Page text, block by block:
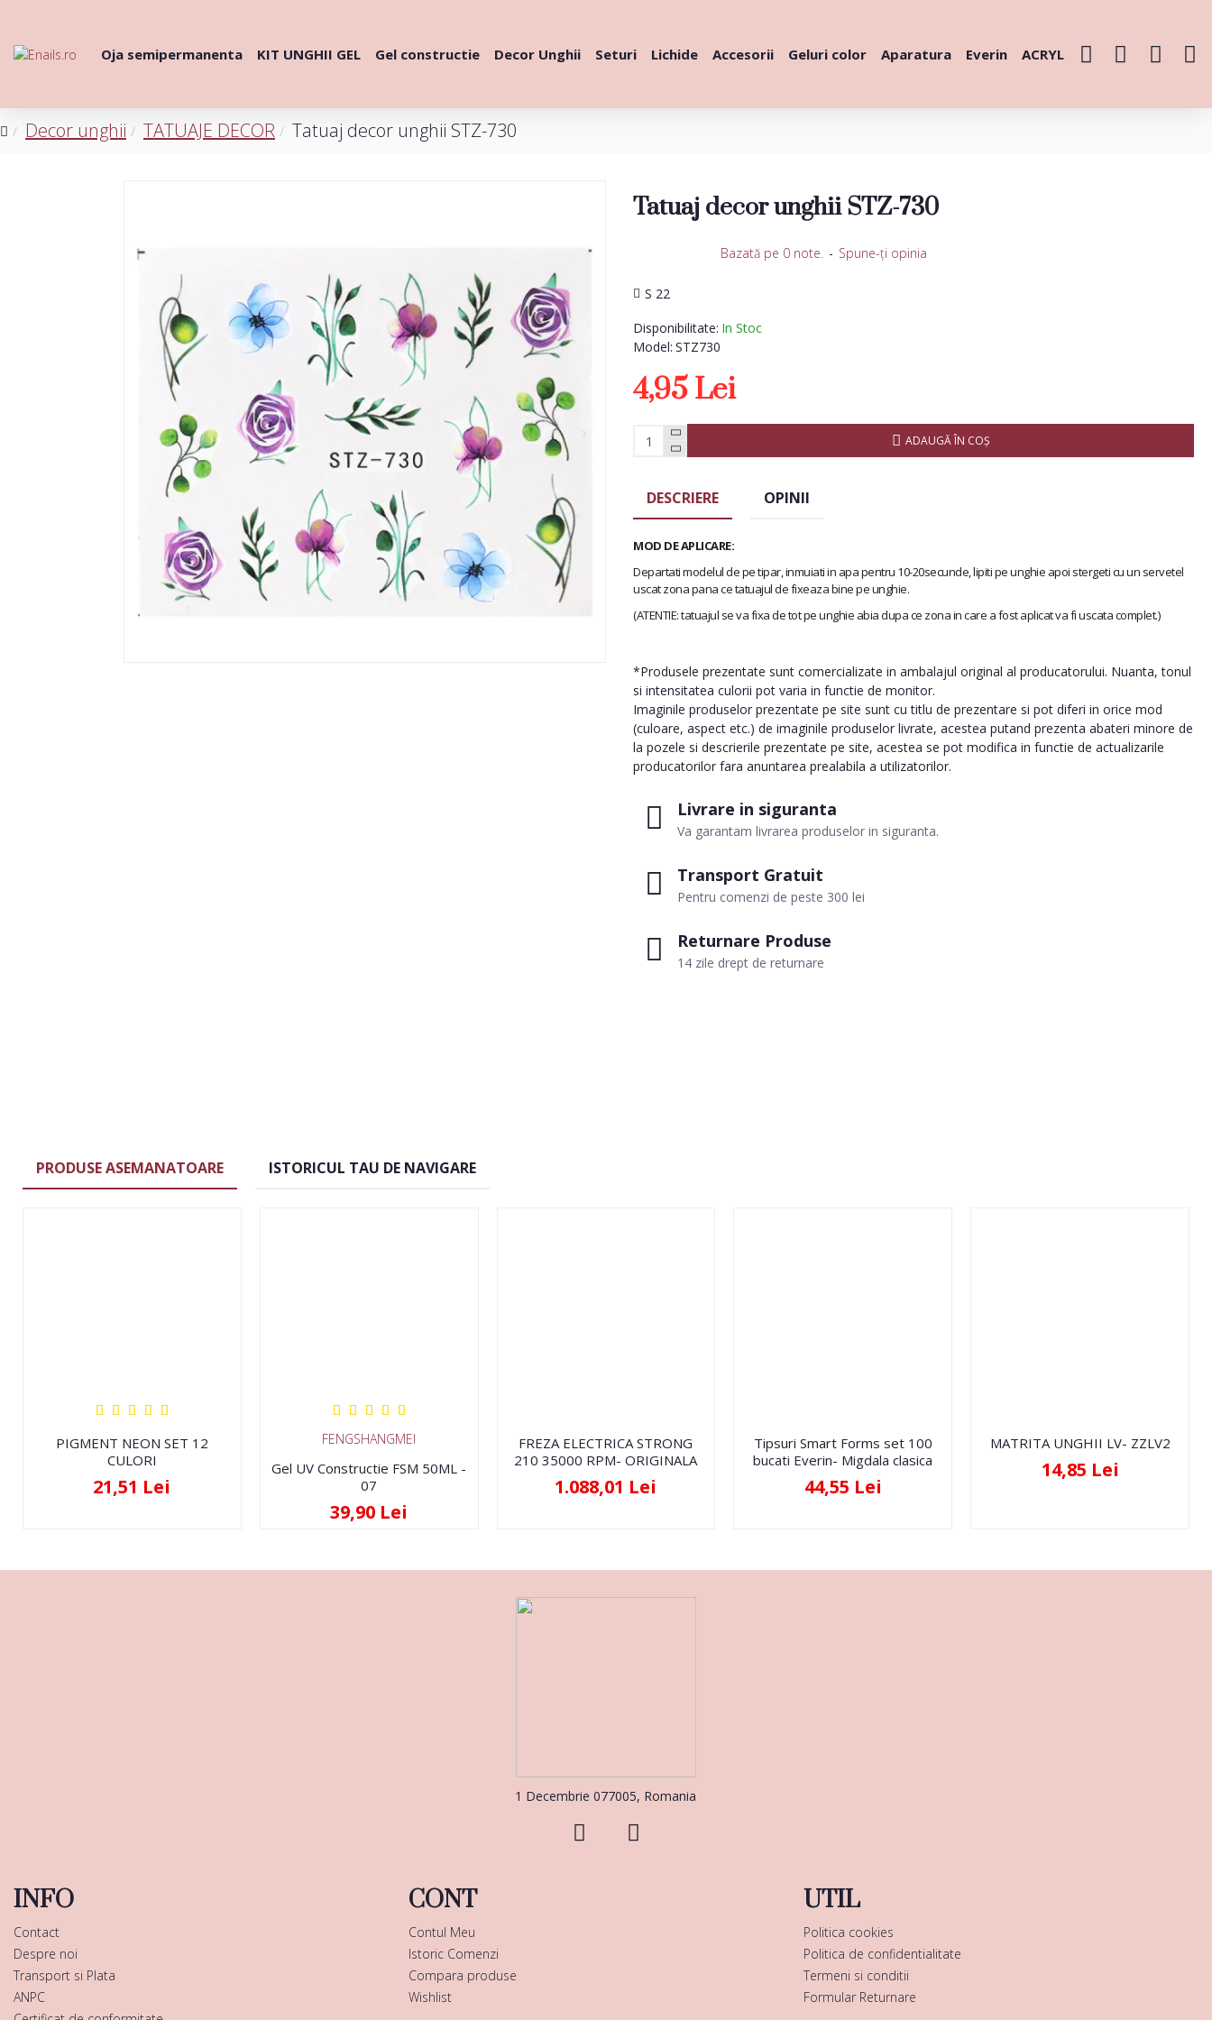
Oja semipermanenta KIT UNGHII GEL Gel constructie Decor Unghii Seturi Lichide Accesorii Geluri color Aparatura Everin ACRYL
Decor unghii TATUAJE DECOR Tatuaj decor unghii STZ-730
Tatuaj decor unghii STZ-730
Disponibilitate: In Stoc
Model: STZ730
S 22
Bazată pe 0 note. - Spune-ţi opinia
4,95 Lei
ADAUGĂ ÎN COŞ
Livrare in siguranta
Va garantam livrarea produselor in siguranta.
Transport Gratuit
Pentru comenzi de peste 300 lei
Returnare Produse
14 zile drept de returnare
DESCRIERE OPINII
MOD DE APLICARE:
Departati modelul de pe tipar, inmuiati in apa pentru 10-20secunde, lipiti pe unghie apoi stergeti cu un servetel
uscat zona pana ce tatuajul de fixeaza bine pe unghie.
(ATENTIE: tatuajul se va fixa de tot pe unghie abia dupa ce zona in care a fost aplicat va fi uscata complet.)
*Produsele prezentate sunt comercializate in ambalajul original al producatorului. Nuanta, tonul
si intensitatea culorii pot varia in functie de monitor.
Imaginile produselor prezentate pe site sunt cu titlu de prezentare si pot diferi in orice mod
(culoare, aspect etc.) de imaginile produselor livrate, acestea putand prezenta abateri minore de
la pozele si descrierile prezentate pe site, acestea se pot modifica in functie de actualizarile
producatorilor fara anuntarea prealabila a utilizatorilor.
PRODUSE ASEMANATOARE ISTORICUL TAU DE NAVIGARE
PIGMENT NEON SET 12
CULORI
21,51 Lei
FENGSHANGMEI
Gel UV Constructie FSM 50ML -
07
39,90 Lei
FREZA ELECTRICA STRONG
210 35000 RPM- ORIGINALA
1.088,01 Lei
Tipsuri Smart Forms set 100
bucati Everin- Migdala clasica
44,55 Lei
MATRITA UNGHII LV- ZZLV2
14,85 Lei
1 Decembrie 077005, Romania
INFO
Contact
Despre noi
Transport si Plata
ANPC
CONT
Contul Meu
Istoric Comenzi
Compara produse
Wishlist
UTIL
Politica cookies
Politica de confidentialitate
Termeni si conditii
Formular Returnare